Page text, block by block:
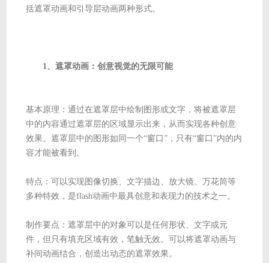
括遮罩动画和引导层动画两种形式。
1、遮罩动画：创意视觉的无限可能
基本原理：通过在遮罩层中绘制图形或文字，将被遮罩层
中的内容通过遮罩层的区域显示出来，从而实现各种创意
效果。遮罩层中的图形如同一个“窗口”，只有“窗口”内的内
容才能被看到。
特点：可以实现图像切换、文字描边、放大镜、万花筒等
多种特效，是flash动画中最具创意和表现力的技术之一。
制作要点：遮罩层中的对象可以是任何形状、文字或元
件，但只有填充区域有效，笔触无效。可以将遮罩动画与
补间动画结合，创造出动态的遮罩效果。